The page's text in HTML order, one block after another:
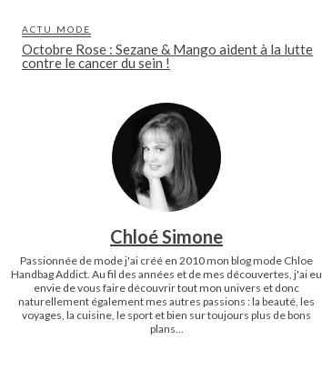
ACTU MODE
Octobre Rose : Sezane & Mango aident à la lutte
contre le cancer du sein !
Chloé Simone
Passionnée de mode j'ai créé en 2010 mon blog mode Chloe
Handbag Addict. Au fil des années et de mes découvertes, j'ai eu
envie de vous faire découvrir tout mon univers et donc
naturellement également mes autres passions : la beauté, les
voyages, la cuisine, le sport et bien sur toujours plus de bons
plans...